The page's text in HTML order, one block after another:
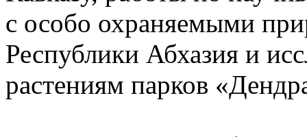
с особо охраняемыми
Республики Абхазия и
растениям парков